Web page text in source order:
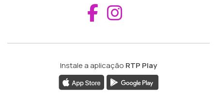
Aceder ao
Instale a aplicação RTP Play